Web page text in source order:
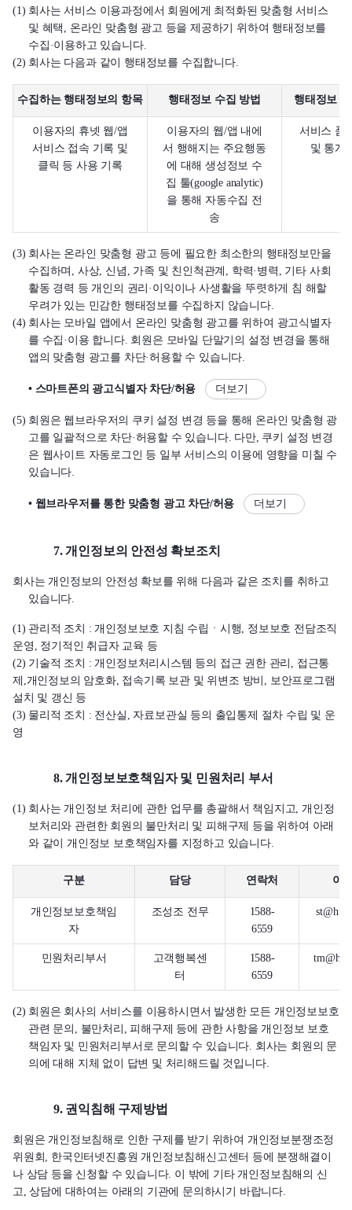
(1) 회사는 서비스 이용과정에서 회원에게 최적화된 맞춤형 서비스
및 혜택, 온라인 맞춤형 광고 등을 제공하기 위하여 행태정보를
수집·이용하고 있습니다.
(2) 회사는 다음과 같이 행태정보를 수집합니다.
수집하는 행태정보의 항목 행태정보 수집 방법 행태정보
이용자의 휴넷 웹/앱
서비스 접속 기록 및
클릭 등 사용 기록
이용자의 웹/앱 내에
서 행해지는 주요행동
에 대해 생성정보 수
집 툴(google analytic)
을 통해 자동수집 전
송
서비스 품
및 통계
(3) 회사는 온라인 맞춤형 광고 등에 필요한 최소한의 행태정보만을
수집하며, 사상, 신념, 가족 및 친인척관계, 학력·병력, 기타 사회
활동 경력 등 개인의 권리·이익이나 사생활을 뚜렷하게 침 해할
우려가 있는 민감한 행태정보를 수집하지 않습니다.
(4) 회사는 모바일 앱에서 온라인 맞춤형 광고를 위하여 광고식별자
를 수집·이용 합니다. 회원은 모바일 단말기의 설정 변경을 통해
앱의 맞춤형 광고를 차단·허용할 수 있습니다.
• 스마트폰의 광고식별자 차단/허용 더보기
(5) 회원은 웹브라우저의 쿠키 설정 변경 등을 통해 온라인 맞춤형 광
고를 일괄적으로 차단·허용할 수 있습니다. 다만, 쿠키 설정 변경
은 웹사이트 자동로그인 등 일부 서비스의 이용에 영향을 미칠 수
있습니다.
• 웹브라우저를 통한 맞춤형 광고 차단/허용 더보기
7. 개인정보의 안전성 확보조치
회사는 개인정보의 안전성 확보를 위해 다음과 같은 조치를 취하고
있습니다.
(1) 관리적 조치 : 개인정보보호 지침 수립ㆍ시행, 정보보호 전담조직
운영, 정기적인 취급자 교육 등
(2) 기술적 조치 : 개인정보처리시스템 등의 접근 권한 관리, 접근통
제,개인정보의 암호화, 접속기록 보관 및 위변조 방비, 보안프로그램
설치 및 갱신 등
(3) 물리적 조치 : 전산실, 자료보관실 등의 출입통제 절차 수립 및 운
영
8. 개인정보보호책임자 및 민원처리 부서
(1) 회사는 개인정보 처리에 관한 업무를 총괄해서 책임지고, 개인정
보처리와 관련한 회원의 불만처리 및 피해구제 등을 위하여 아래
와 같이 개인정보 보호책임자를 지정하고 있습니다.
구분 담당 연락처 이
개인정보보호책임
자
조성조 전무
1588-
6559
민원처리부서
고객행복센
터
1588-
6559
(2) 회원은 회사의 서비스를 이용하시면서 발생한 모든 개인정보보호
관련 문의, 불만처리, 피해구제 등에 관한 사항을 개인정보 보호
책임자 및 민원처리부서로 문의할 수 있습니다. 회사는 회원의 문
의에 대해 지체 없이 답변 및 처리해드릴 것입니다.
9. 권익침해 구제방법
회원은 개인정보침해로 인한 구제를 받기 위하여 개인정보분쟁조정
위원회, 한국인터넷진흥원 개인정보침해신고센터 등에 분쟁해결이
나 상담 등을 신청할 수 있습니다. 이 밖에 기타 개인정보침해의 신
고, 상담에 대하여는 아래의 기관에 문의하시기 바랍니다.